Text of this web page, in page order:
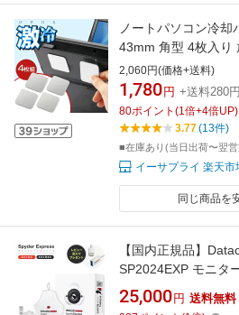
ノートパソコン冷却
43mm 角型 4枚入り
ノートPC タブレッ
2,060円(価格+送料)
1,780 円 +送料280円
80ポイント (1倍+4倍UP)
3.77(13件)
■在庫あり(当日出荷〜翌
イーサプライ 楽天市
同じ商品を
【国内正規品】
SP2024EXP モニタ
ル カラーマネジメン
ラー スパイダー モ
25,000 円 送料無料